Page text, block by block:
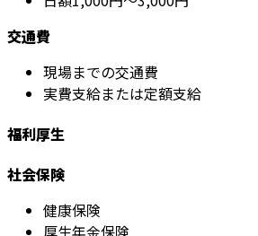
交通費
現場までの交通費
実費支給または定額支給
福利厚生
社会保険
健康保険